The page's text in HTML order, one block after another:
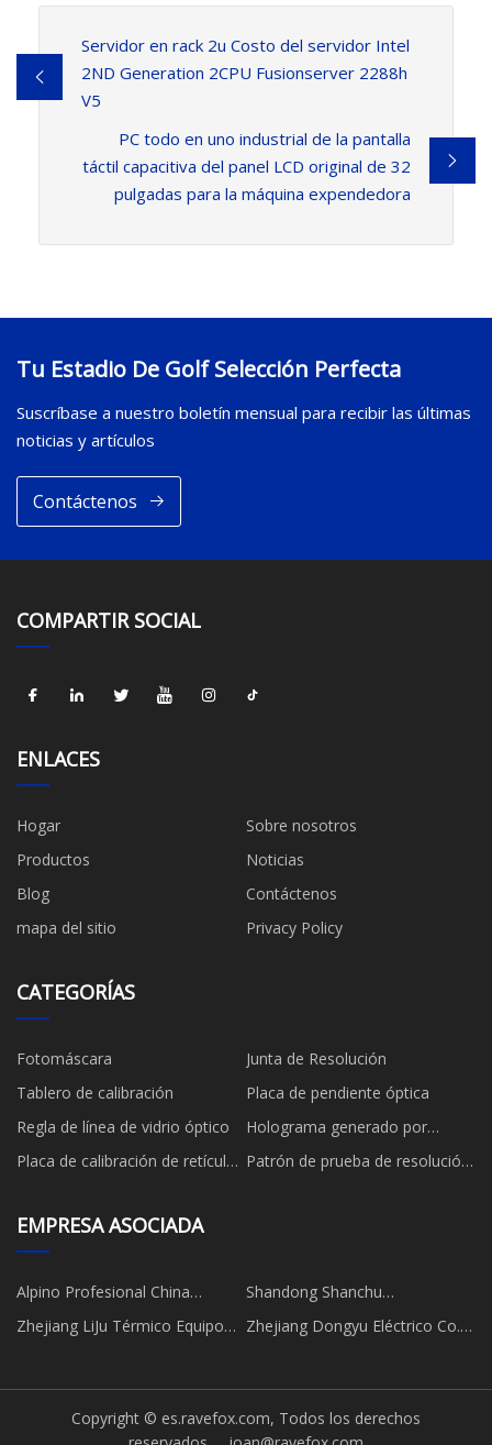
Servidor en rack 2u Costo del servidor Intel
2ND Generation 2CPU Fusionserver 2288h
V5
PC todo en uno industrial de la pantalla
táctil capacitiva del panel LCD original de 32
pulgadas para la máquina expendedora
Tu Estadio De Golf Selección Perfecta
Suscríbase a nuestro boletín mensual para recibir las últimas
noticias y artículos
Contáctenos
COMPARTIR SOCIAL
ENLACES
Hogar
Sobre nosotros
Productos
Noticias
Blog
Contáctenos
mapa del sitio
Privacy Policy
CATEGORÍAS
Fotomáscara
Junta de Resolución
Tablero de calibración
Placa de pendiente óptica
Regla de línea de vidrio óptico
Holograma generado por
computadora
Placa de calibración de retícula
Patrón de prueba de resolución
EMPRESA ASOCIADA
Alpino Profesional China
Limitado.
Shandong Shanchu
Internacional Comercio Co.,
Limitado.
Zhejiang LiJu Térmico Equipo
Zhejiang Dongyu Eléctrico Co.,
Copyright © es.ravefox.com, Todos los derechos